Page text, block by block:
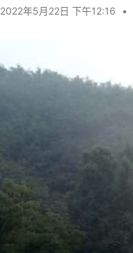
2022年5月22日 下午12:16 •